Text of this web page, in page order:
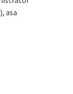
asa